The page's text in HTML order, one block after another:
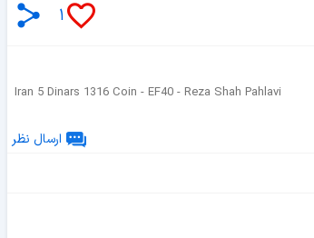
۱
Iran 5 Dinars 1316 Coin - EF40 - Reza Shah Pahlavi
ارسال نظر